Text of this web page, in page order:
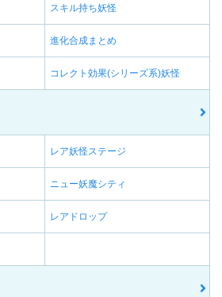
スキル持ち妖怪
進化合成まとめ
コレクト効果(シリーズ系)妖怪
レア妖怪ステージ
ニュー妖魔シティ
レアドロップ